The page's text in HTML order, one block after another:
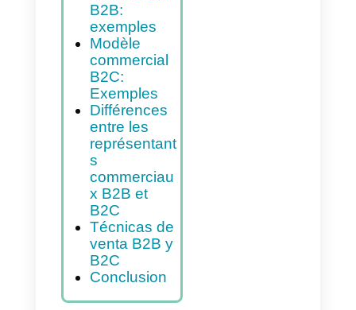
Qu’est-ce
que le B2B?
Qu’est-ce
que le B2C?
Modèle
commercial
B2B:
exemples
Modèle
commercial
B2C:
Exemples
Différences
entre les
représentant